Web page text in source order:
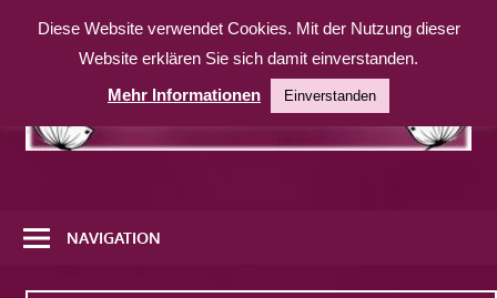
Inhalt
weitere
Website
NAVIGATION
Diese Website verwendet Cookies. Mit der Nutzung dieser
Website erklären Sie sich damit einverstanden.
Mehr Informationen
Einverstanden